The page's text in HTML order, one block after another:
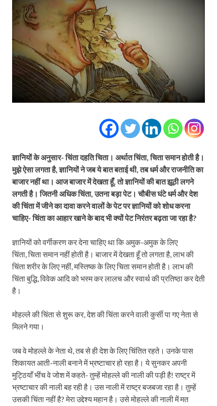
ज्ञानियों के अनुसार- चिंता दहति चिता। अर्थात चिंता, चिता समान होती है।
मुझे ऐसा लगता है, ज्ञानियों ने जब ये बात बताई थी, तब धर्म और राजनीति का
बाजार नहीं था। आज बाजार में देखता हूँ, तो ज्ञानियों की बात झूठी लगने
लगती है। जितनी अधिक चिंता, उतना बड़ा पेट। चौबीस घंटे धर्म और देश
की चिंता में जीने का दावा करने वालों के पेट पर ज्ञानियों को शोध करना
चाहिए- चिंता का आहार खाने के बाद भी क्यों पेट निरंतर बढ़ता जा रहा है?
ज्ञानियों को वर्गीकरण कर देना चाहिए था कि अमुक-अमुक के लिए
चिंता, चिता समान नहीं होती है। बाजार में देखता हूँ तो लगता है, लाभ की
चिंता शरीर के लिए नहीं, मस्तिष्क के लिए चिता समान होती है। लाभ की
चिंता बुद्धि, विवेक आदि को भस्म कर लालच और स्वार्थ की प्रतिष्ठा कर देती
है।
मोहल्ले की चिंता से शुरू कर, देश की चिंता करने वाली कुर्सी पा गए नेता से
मिलने गया।
जब वे मोहल्ले के नेता थे, तब से ही देश के लिए चिंतित रहते। उनके पास
शिकायत आती-नाली बनाने में भ्रष्टाचार हो रहा है। ये सुनकर अपनी
मुट्ठियाँ भींच वे जोश में कहते- तुम्हें मोहल्ले की नाली की पड़ी है! राष्ट्र में
भ्रष्टाचार की नाली बह रही है। उस नाली में राष्ट्र बजबजा रहा है। तुम्हें
उसकी चिंता नहीं है? मेरा उद्देश्य महान है। उसे मोहल्ले की नाली में मत